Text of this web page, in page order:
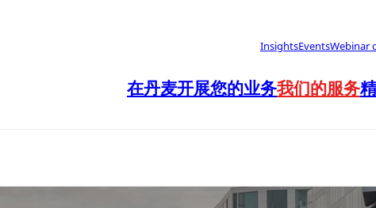
InsightsEventsWebinar
在丹麦开展您的业务我们的服务